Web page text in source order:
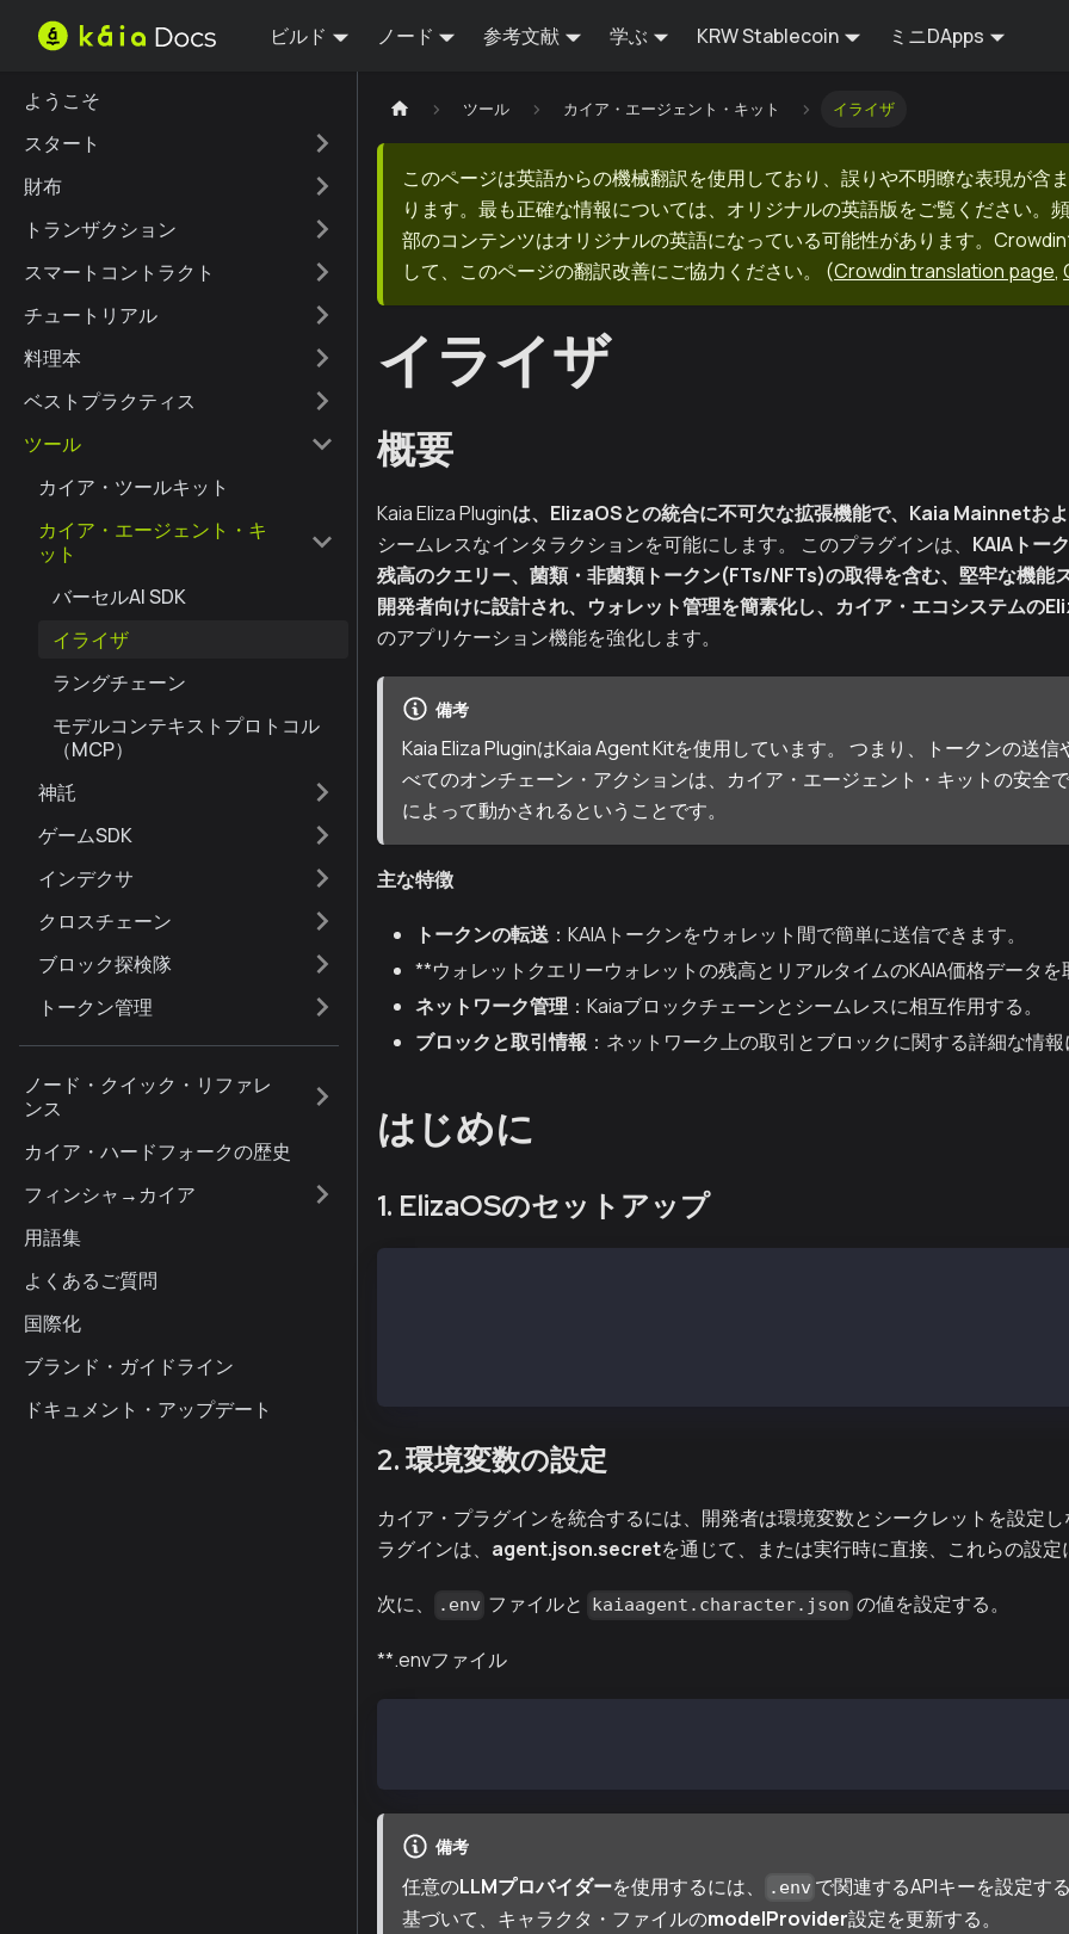
ビルド ノード 参考文献 学ぶ KRW Stablecoin ミニDApps
ようこそ
スタート
財布
トランザクション
スマートコントラクト
チュートリアル
料理本
ベストプラクティス
ツール
カイア・ツールキット
カイア・エージェント・キ
ット
バーセルAI SDK
イライザ
ラングチェーン
モデルコンテキストプロトコル
（MCP）
神託
ゲームSDK
インデクサ
クロスチェーン
ブロック探検隊
トークン管理
ノード・クイック・リファレ
ンス
カイア・ハードフォークの歴史
フィンシャ→カイア
用語集
よくあるご質問
国際化
ブランド・ガイドライン
ドキュメント・アップデート
ツール カイア・エージェント・キット イライザ
このページは英語からの機械翻訳を使用しており、誤りや不明瞭な表現が含
ります。最も正確な情報については、オリジナルの英語版をご覧ください。
部のコンテンツはオリジナルの英語になっている可能性があります。
して、このページの翻訳改善にご協力ください。
(Crowdin translation page,
イライザ
概要
Kaia Eliza Pluginは、 ElizaOSとの統合に不可欠な拡張機能で、 Kaia Mainnetお
シームレスなインタラクションを可能にします。 このプラグインは、 KAIAトー
残高のクエリー、菌類・非菌類トークン(FTs/NFTs)の取得を含む、堅牢な機能
開発者向けに設計され、ウォレット管理を簡素化し、カイア・エコシステムの
のアプリケーション機能を強化します。
備考
Kaia Eliza PluginはKaia Agent Kitを使用しています。 つまり、トークンの送
べてのオンチェーン・アクションは、カイア・エージェント・キットの安全
によって動かされるということです。
主な特徴
トークンの転送 ：KAIAトークンをウォレット間で簡単に送信できます。
**ウォレットクエリーウォレットの残高とリアルタイムのKAIA価格データ
ネットワーク管理 ：Kaiaブロックチェーンとシームレスに相互作用する。
ブロックと取引情報 ：ネットワーク上の取引とブロックに関する詳細な情
はじめに
1. ElizaOSのセットアップ
2. 環境変数の設定
カイア・プラグインを統合するには、開発者は環境変数とシークレットを設定
ラグインは、 agent.json.secretを通じて、または実行時に直接、これらの設
次に、 .env ファイルと kaiaagent.character.json の値を設定する。
**.envファイル
備考
任意のLLMプロバイダーを使用するには、 .env で関連するAPIキーを設定す
基づいて、キャラクタ・ファイルのmodelProvider設定を更新する。